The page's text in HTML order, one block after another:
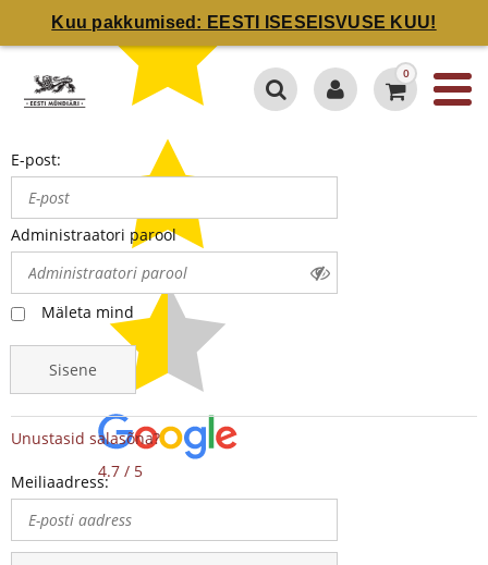
Kuu pakkumised: EESTI ISESEISVUSE KUU!
4.7 / 5
0
E-post:
Administraatori parool
Mäleta mind
Sisene
Unustasid salasõna?
Meiliaadress: